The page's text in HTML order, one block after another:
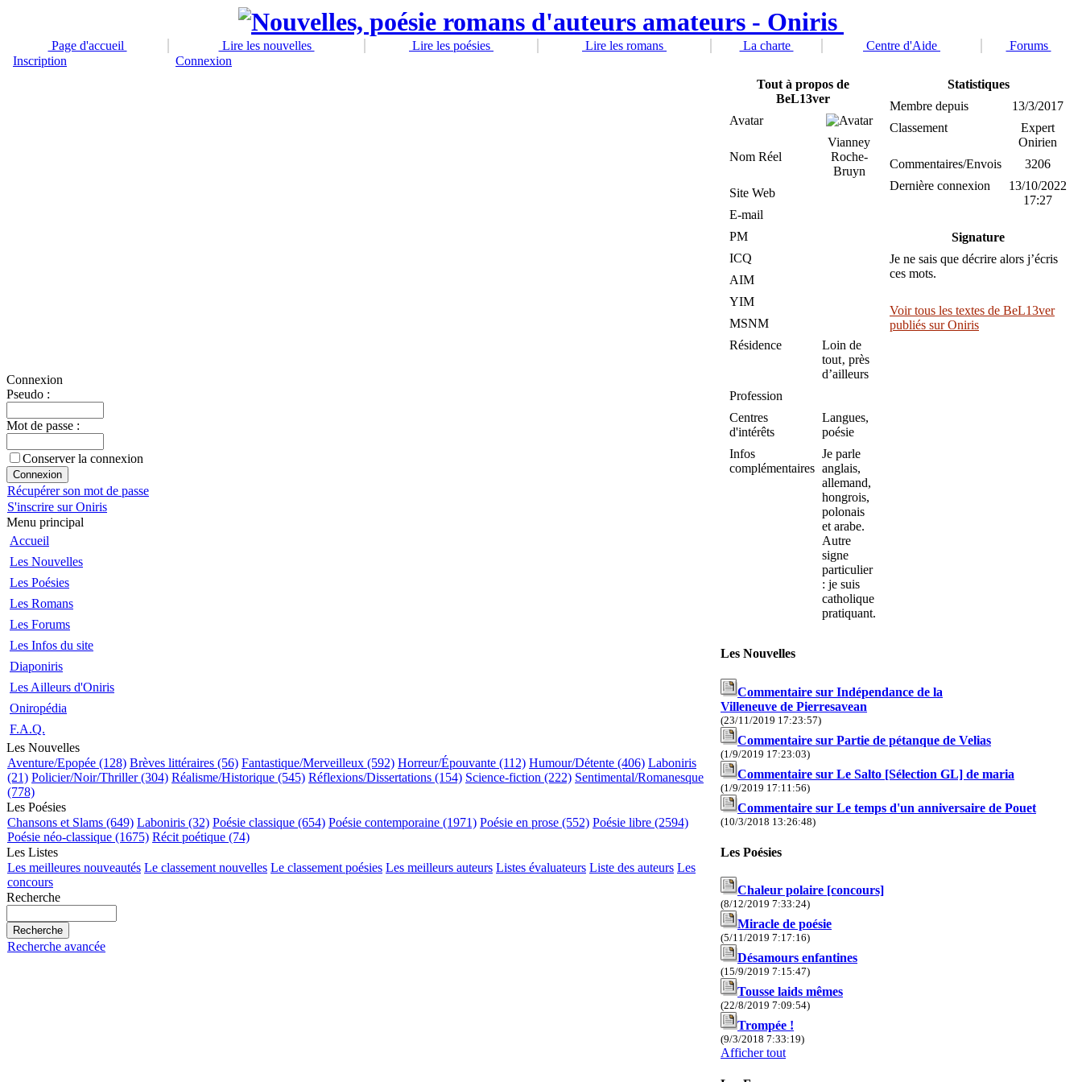
Page d'accueil Lire les nouvelles Lire les poésies Lire les romans La charte Centre d'Aide
Forums
Inscription
Connexion
Connexion
Pseudo :
Mot de passe :
Conserver la connexion
Récupérer son mot de passe
S'inscrire sur Oniris
Menu principal
Accueil
Les Nouvelles
Les Poésies
Les Romans
Les Forums
Les Infos du site
Diaponiris
Les Ailleurs d'Oniris
Oniropédia
F.A.Q.
Les Nouvelles
Aventure/Epopée (128) Brèves littéraires (56) Fantastique/Merveilleux (592) Horreur/Épouvante (112) Humour/Détente (406) Laboniris
(21) Policier/Noir/Thriller (304) Réalisme/Historique (545) Réflexions/Dissertations (154) Science-fiction (222) Sentimental/Romanesque
(778)
Les Poésies
Chansons et Slams (649) Laboniris (32) Poésie classique (654) Poésie contemporaine (1971) Poésie en prose (552) Poésie libre (2594)
Poésie néo-classique (1675) Récit poétique (74)
Les Listes
Les meilleures nouveautés Le classement nouvelles Le classement poésies Les meilleurs auteurs Listes évaluateurs Liste des auteurs Les
concours
Recherche
Recherche avancée
Tout à propos de
BeL13ver
Avatar
Nom Réel
Vianney
Roche-
Bruyn
Site Web
E-mail
PM
ICQ
AIM
YIM
MSNM
Résidence
Loin de
tout‚ près
d’ailleurs
Profession
Centres
d'intérêts
Langues,
poésie
Infos
complémentaires
Je parle
anglais,
allemand,
hongrois,
polonais
et arabe.
Autre
signe
particulier
: je suis
catholique
pratiquant.
Statistiques
Membre depuis
13/3/2017
Classement
Expert
Onirien
Commentaires/Envois
3206
Dernière connexion
13/10/2022
17:27
Signature
Je ne sais que décrire alors j’écris
ces mots.
Voir tous les textes de BeL13ver
publiés sur Oniris
Les Nouvelles
Commentaire sur Indépendance de la
Villeneuve de Pierresavean
(23/11/2019 17:23:57)
Commentaire sur Partie de pétanque de Velias
(1/9/2019 17:23:03)
Commentaire sur Le Salto [Sélection GL] de maria
(1/9/2019 17:11:56)
Commentaire sur Le temps d'un anniversaire de Pouet
(10/3/2018 13:26:48)
Les Poésies
Chaleur polaire [concours]
(8/12/2019 7:33:24)
Miracle de poésie
(5/11/2019 7:17:16)
Désamours enfantines
(15/9/2019 7:15:47)
Tousse laids mêmes
(22/8/2019 7:09:54)
Trompée !
(9/3/2018 7:33:19)
Afficher tout